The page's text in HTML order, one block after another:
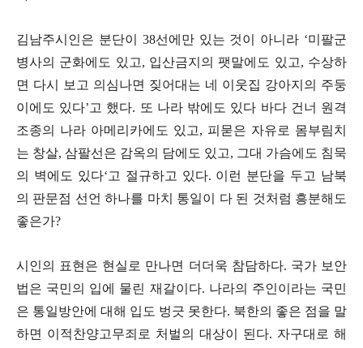
김남주시인은 분단이 38선에만 있는 것이 아니라 ‘미팔군
병사의 군화에도 있고, 입산금지의 팻말에도 있고, 수상하
면 다시 보고 의심나면 짖어대는 네 이웃집 강아지의 주둥
이에도 있다’고 했다. 또 나라 밖에도 있다 바다 건너 원격
조종의 나라 아메리카에도 있고, 피묻은 자유로 몸부림치
는 창살, 삼팔선은 감옥의 담에도 있고, 그대 가슴에도 침묵
의 벽에도 있다‘고 절규하고 있다. 이런 분단을 두고 남북
의 판문점 선언 하나를 마치 통일이 다 된 것처럼 흥분해도
좋은가?
시인의 표현은 현실로 만나면 더더욱 참담하다. 국가 보안
법은 국민의 입에 물린 재갈이다. 나라의 주인이라는 국민
은 통일방안에 대해 입도 벙긋 못한다. 북한의 좋은 점을 말
하면 이적찬양고무죄로 처벌의 대상이 된다. 자구대로 해